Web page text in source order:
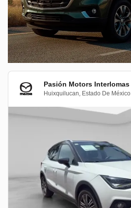
Pasión Motors Interlomas
Huixquilucan, Estado De México